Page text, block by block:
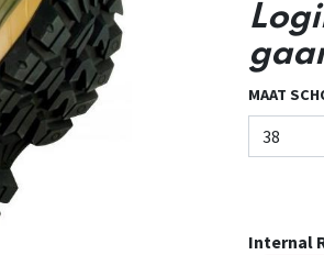
MAAT
Internal